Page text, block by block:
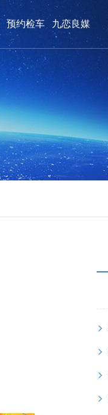
付款方式 联系我们
预约检车 九恋良媒